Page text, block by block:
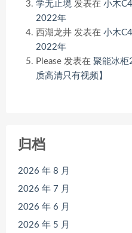
学无止境 发表在 小木
2022年
西湖龙井 发表在 小木
2022年
Please 发表在 聚能冰柜
质高清只有视频】
归档
2026 年 8 月
2026 年 7 月
2026 年 6 月
2026 年 5 月